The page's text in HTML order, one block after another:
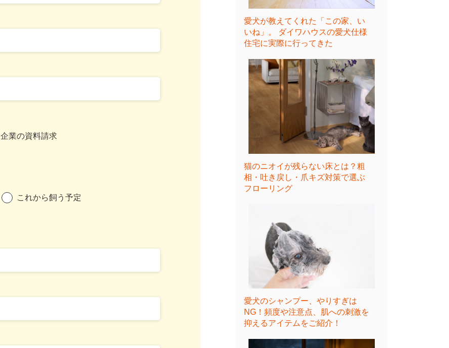
企業の資料請求
これから飼う予定
愛犬が教えてくれた「この家、い
いね」。 ダイワハウスの愛犬仕様
住宅に実際に行ってきた
猫のニオイが残らない床とは？粗
相・吐き戻し・爪キズ対策で選ぶ
フローリング
愛犬のシャンプー、やりすぎは
NG！頻度や注意点、肌への刺激を
抑えるアイテムをご紹介！